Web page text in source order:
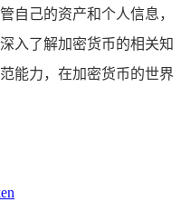
自己的资产和个人信息，
入了解加密货币的相关知
能力，在加密货币的世界